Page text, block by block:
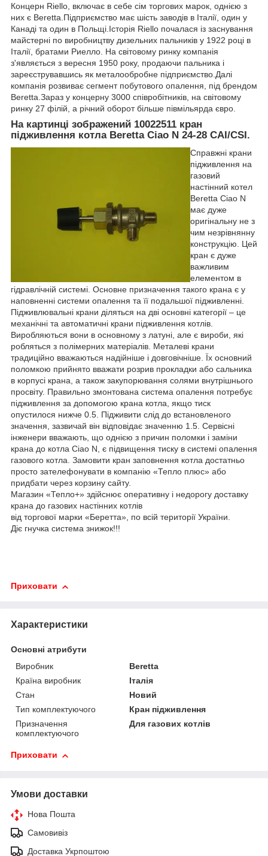
Концерн Riello, включає в себе сім торгових марок, однією з
них є Beretta.Підприємство має шість заводів в Італії, один у
Канаді та один в Польщі.Історія Riello почалася із заснування
майстерні по виробництву дизельних пальників у 1922 році в
Італії, братами Риелло. На світовому ринку компанія
з'являється з вересня 1950 року, продаючи пальника і
зареєструвавшись як металообробне підприємство.Далі
компанія розвиває сегмент побутового опалення, під брендом
Beretta.Зараз у концерну 3000 співробітників, на світовому
ринку 27 філій, а річний оборот більше півмільярда євро.
На картинці зображений 10022511 кран
підживлення котла Beretta Ciao N 24-28 CAI/СSI.
Справжні крани
підживлення на
газовий
настінний котел
Beretta Ciao N
має дуже
оригінальну не з
чим незрівнянну
конструкцію. Цей
кран є дуже
важливим
елементом в
гідравлічній системі. Основне призначення такого крана є у
наповненні системи опалення та її подальшої підживленні.
Підживлювальні крани діляться на дві основні категорії – це
механічні та автоматичні крани підживлення котлів.
Виробляються вони в основному з латуні, але є вироби, які
робляться з полімерних матеріалів. Металеві крани
традиційно вважаються надійніше і довговічніше. Їх основний
поломкою прийнято вважати розрив прокладки або сальника
в корпусі крана, а також закупорювання солями внутрішнього
просвіту. Правильно змонтована система опалення потребує
підживлення за допомогою крана котла, якщо тиск
опустилося нижче 0.5. Підживити слід до встановленого
значення, зазвичай він відповідає значенню 1.5. Сервісні
інженери вважають, що однією з причин поломки і заміни
крана до котла Ciao N, є підвищення тиску в системі опалення
газового котла. Замовити кран заповнення котла достатньо
просто зателефонувати в компанію «Тепло плюс» або
придбати через корзину сайту.
Магазин «Тепло+» здійснює оперативну і недорогу доставку
крана до газових настінних котлів
від торгової марки «Беретта», по всій території України.
Діє гнучка система знижок!!!
Приховати
Характеристики
Основні атрибути
Виробник
Beretta
Країна виробник
Італія
Стан
Новий
Тип комплектуючого
Кран підживлення
Призначення
комплектуючого
Для газових котлів
Приховати
Умови доставки
Нова Пошта
Самовивіз
Доставка Укрпоштою